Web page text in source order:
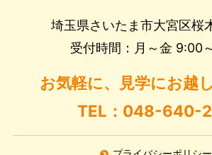
埼玉県さいたま市大宮区桜
受付時間：月～金 9:00
お気軽に、見学にお越
TEL：048-640-